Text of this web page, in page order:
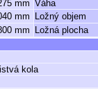
mm Váha
mm
Ložný objem
mm
Ložná plocha
kola